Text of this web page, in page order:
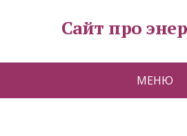
Сайт про
МЕНЮ